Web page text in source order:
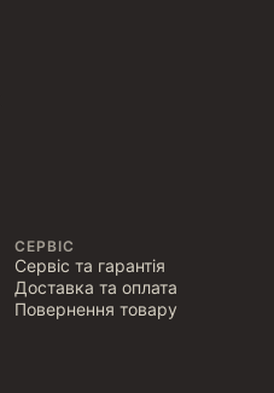
СЕРВІС
Сервіс та гарантія
Доставка та оплата
Повернення товару